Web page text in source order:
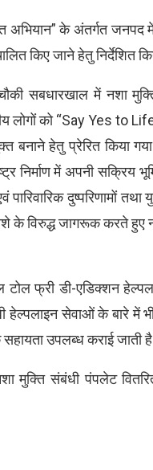
अभियान” के अंतर्गत
किए जाने हेतु निर्देशित
सबधारखाल में नशा
लोगों को “Say Yes
हेतु प्रेरित किया
निर्माण में अपनी
पारिवारिक दुष्परिणामों
के विरुद्ध जागरूक करते हुए
टोल फ्री डी-एडिक्शन
सेवाओं के बारे में
उपलब्ध कराई जाती
मुक्ति संबंधी पंपलेट